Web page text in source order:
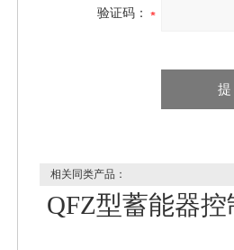
验证码：
相关同类产品：
QFZ型蓄能器